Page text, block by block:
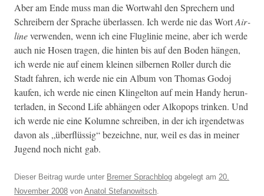
Aber am Ende muss man die Wort­wahl den Sprech­ern und
Schreibern der Sprache über­lassen. Ich werde nie das WortAir­
linever­wen­den, wenn ich eine Fluglin­ie meine, aber ich werde
auch nie Hosen tra­gen, die hin­ten bis auf den Boden hän­gen,
ich werde nie auf einem kleinen sil­ber­nen Roller durch die
Stadt fahren, ich werde nie ein Album von Thomas Godoj
kaufen, ich werde nie einen Klin­gel­ton auf mein Handy herun­
ter­laden, in Sec­ond Life abhän­gen oder Alkopops trinken. Und
ich werde nie eine Kolumne schreiben, in der ich irgen­det­was
davon als „über­flüs­sig“ beze­ichne, nur, weil es das in mein­er
Jugend noch nicht gab.
Dieser Beitrag wurde unter Bremer Sprachblog abgelegt am 20.
November 2008 von Anatol Stefanowitsch